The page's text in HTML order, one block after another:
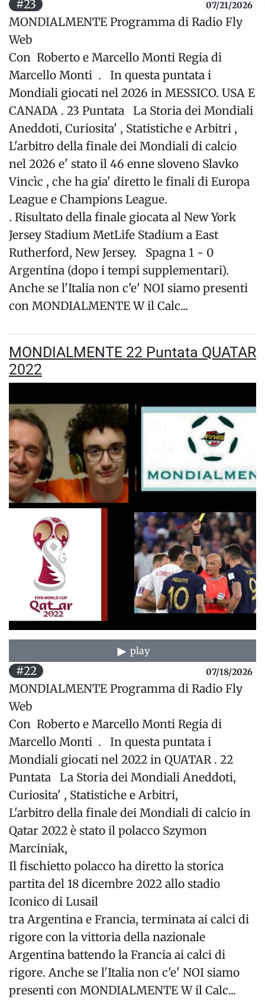
#23 07/21/2026
MONDIALMENTE Programma di Radio Fly
Web
Con Roberto e Marcello Monti Regia di
Marcello Monti . In questa puntata i
Mondiali giocati nel 2026 in MESSICO. USA E
CANADA . 23 Puntata La Storia dei Mondiali
Aneddoti, Curiosita' , Statistiche e Arbitri ,
L'arbitro della finale dei Mondiali di calcio
nel 2026 e' stato il 46 enne sloveno Slavko
Vincìc , che ha gia' diretto le finali di Europa
League e Champions League.
. Risultato della finale giocata al New York
Jersey Stadium MetLife Stadium a East
Rutherford, New Jersey. Spagna 1 - 0
Argentina (dopo i tempi supplementari).
Anche se l'Italia non c'e' NOI siamo presenti
con MONDIALMENTE W il Calc...
MONDIALMENTE 22 Puntata QUATAR
2022
play
#22 07/18/2026
MONDIALMENTE Programma di Radio Fly
Web
Con Roberto e Marcello Monti Regia di
Marcello Monti . In questa puntata i
Mondiali giocati nel 2022 in QUATAR . 22
Puntata La Storia dei Mondiali Aneddoti,
Curiosita' , Statistiche e Arbitri,
L'arbitro della finale dei Mondiali di calcio in
Qatar 2022 è stato il polacco Szymon
Marciniak,
Il fischietto polacco ha diretto la storica
partita del 18 dicembre 2022 allo stadio
Iconico di Lusail
tra Argentina e Francia, terminata ai calci di
rigore con la vittoria della nazionale
Argentina battendo la Francia ai calci di
rigore. Anche se l'Italia non c'e' NOI siamo
presenti con MONDIALMENTE W il Calc...